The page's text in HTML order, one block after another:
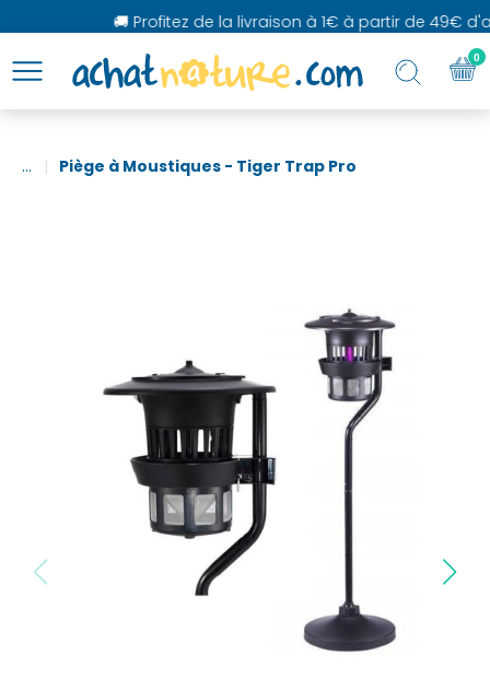
🚚 Profitez de la livraison à 1€ à partir de 49€
... Piège à Moustiques - Tiger Trap Pro
0